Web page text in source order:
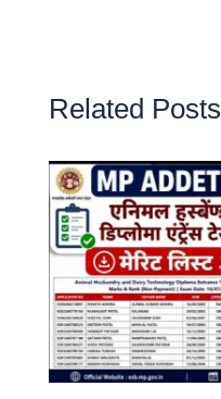
Related Posts